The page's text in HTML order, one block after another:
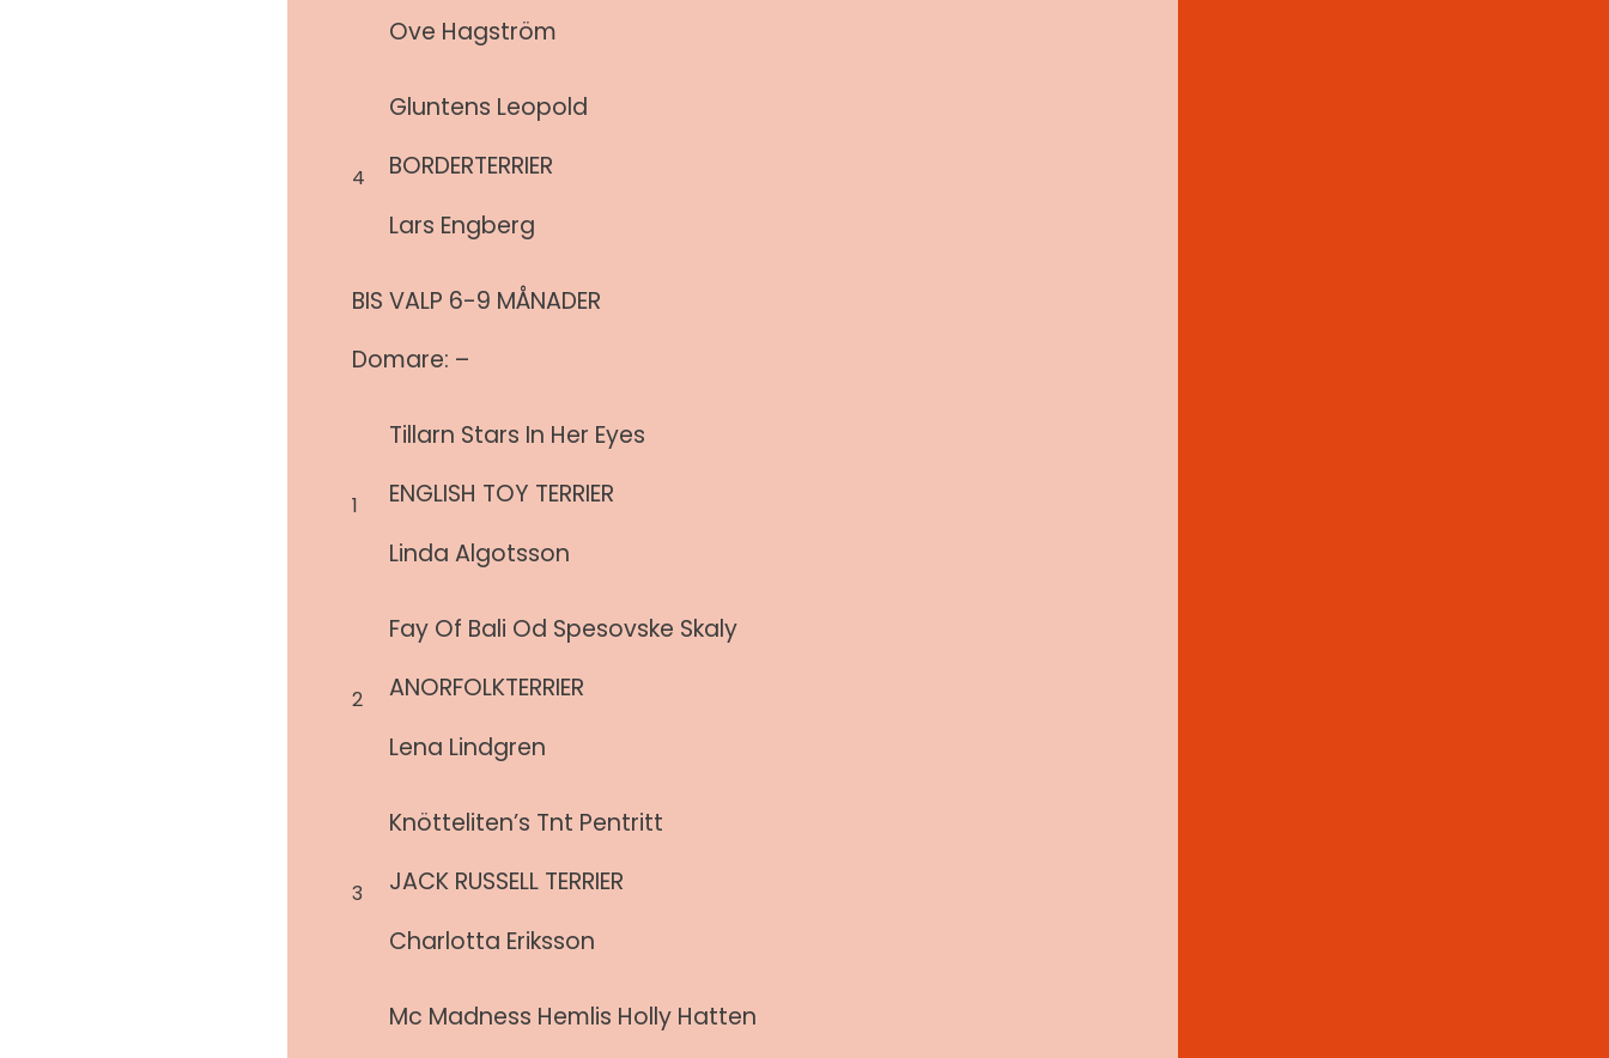
Ove Hagström
4
Gluntens Leopold
BORDERTERRIER
Lars Engberg
BIS VALP 6-9 MÅNADER
Domare: –
1
Tillarn Stars In Her Eyes
ENGLISH TOY TERRIER
Linda Algotsson
2
Fay Of Bali Od Spesovske Skaly
ANORFOLKTERRIER
Lena Lindgren
3
Knötteliten’s Tnt Pentritt
JACK RUSSELL TERRIER
Charlotta Eriksson
Mc Madness Hemlis Holly Hatten